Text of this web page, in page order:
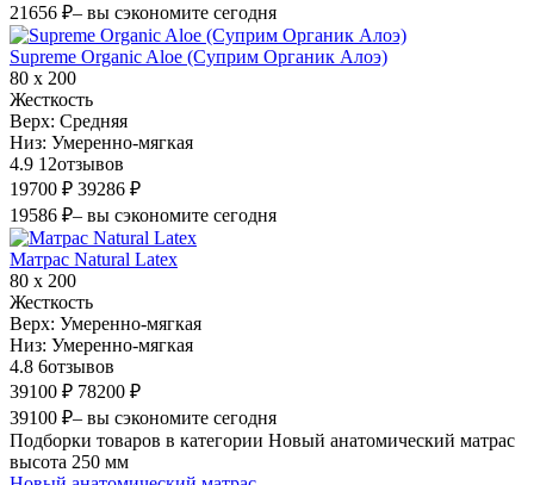
21656 ₽– вы сэкономите сегодня
Supreme Organic Aloe (Суприм Органик Алоэ)
80 х 200
Жесткость
Верх: Средняя
Низ: Умеренно-мягкая
4.9 12отзывов
19700 ₽ 39286 ₽
19586 ₽– вы сэкономите сегодня
Матрас Natural Latex
80 х 200
Жесткость
Верх: Умеренно-мягкая
Низ: Умеренно-мягкая
4.8 6отзывов
39100 ₽ 78200 ₽
39100 ₽– вы сэкономите сегодня
Подборки товаров в категории Новый анатомический матрас
высота 250 мм